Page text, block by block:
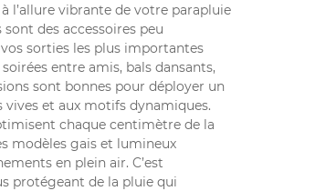
l’allure vibrante de votre parapluie
des accessoires peu
sorties les plus importantes
entre amis, bals dansants,
sont bonnes pour déployer un
et aux motifs dynamiques.
chaque centimètre de la
modèles gais et lumineux
en plein air. C’est
protégeant de la pluie qui